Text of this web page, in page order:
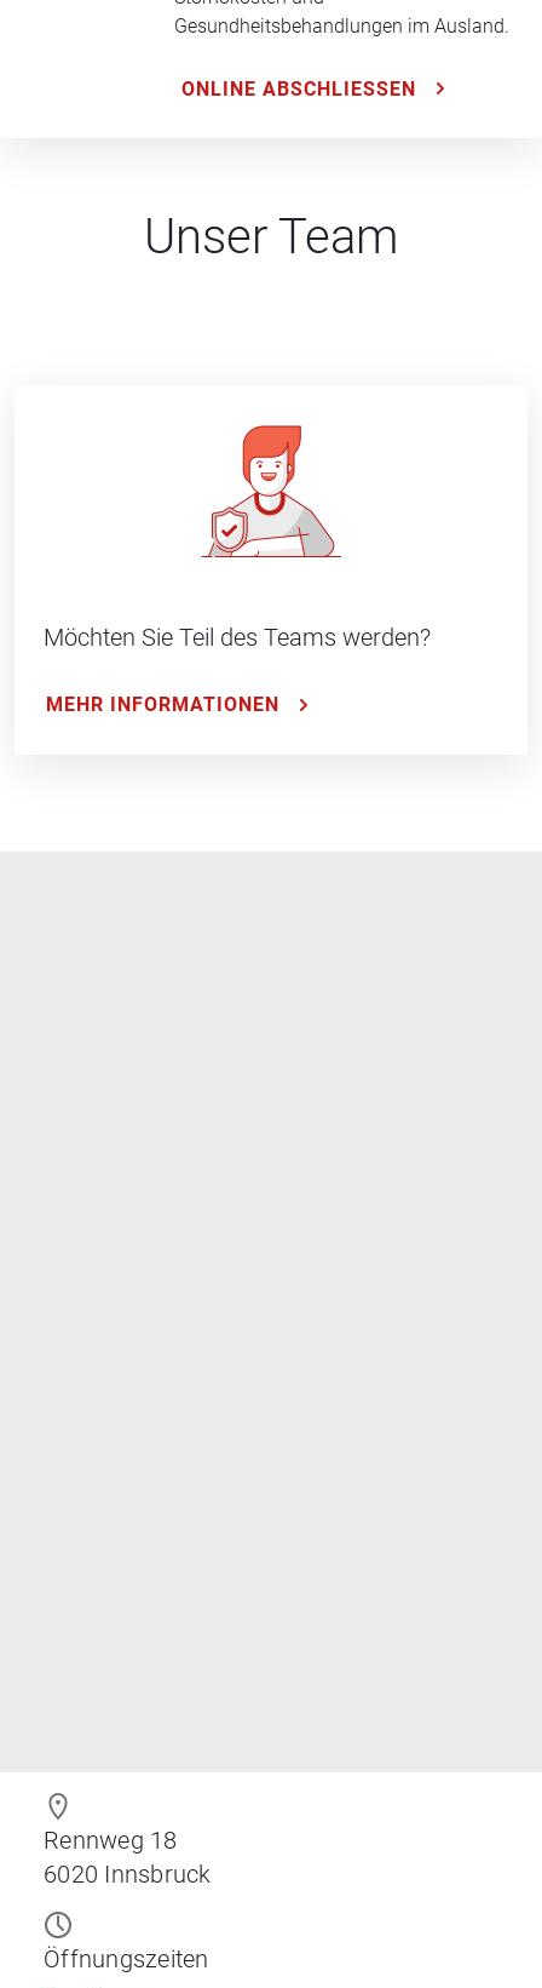
Gesundheitsbehandlungen im Ausland.
ONLINE ABSCHLIESSEN
Unser Team
Möchten Sie Teil des Teams werden?
MEHR INFORMATIONEN
Rennweg 18
6020 Innsbruck
Öffnungszeiten